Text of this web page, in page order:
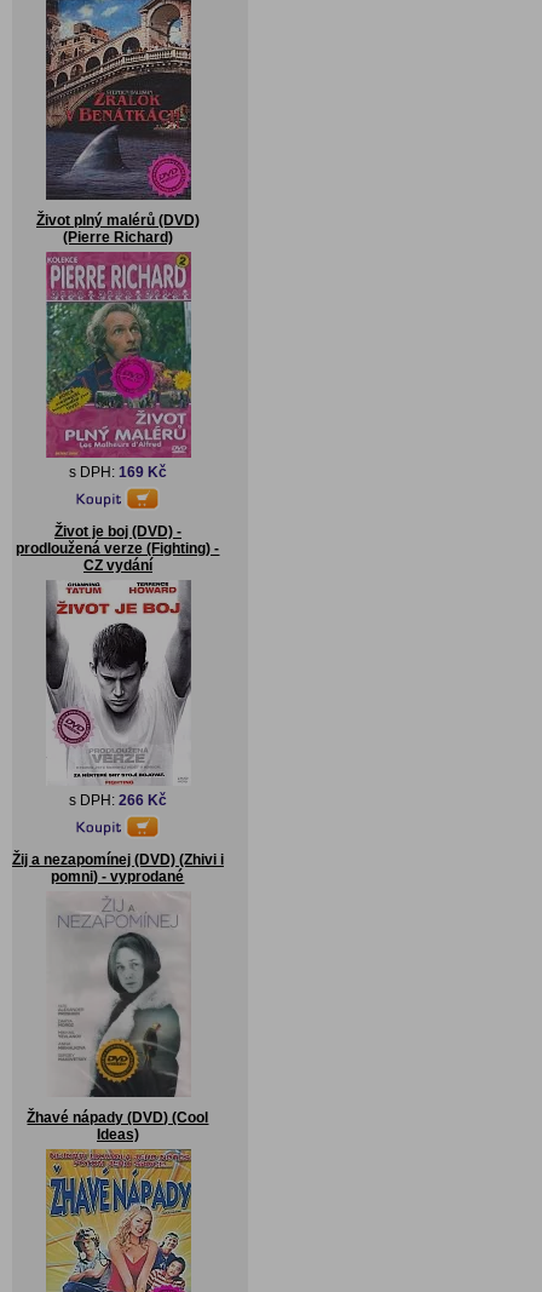
Život plný malérů (DVD)
(Pierre Richard)
s DPH: 169 Kč
Život je boj (DVD) -
prodloužená verze (Fighting) -
CZ vydání
s DPH: 266 Kč
Žij a nezapomínej (DVD) (Zhivi i
pomni) - vyprodané
Žhavé nápady (DVD) (Cool
Ideas)